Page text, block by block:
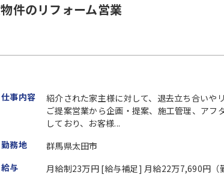
件のリフォーム営業
仕事内容
紹介された家主様に対して、退去立ち合いや
ご提案営業から企画・提案、施工管理、ア
しており、お客様...
勤務地
群馬県太田市
給与
月給制23万円 [給与補足] 月給22万7,690円（